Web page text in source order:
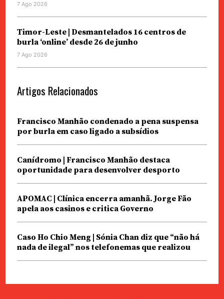
7 Ago 2026
Timor-Leste | Desmantelados 16 centros de
burla ‘online’ desde 26 de junho
7 Ago 2026
Artigos Relacionados
Francisco Manhão condenado a pena suspensa
por burla em caso ligado a subsídios
Canídromo | Francisco Manhão destaca
oportunidade para desenvolver desporto
APOMAC | Clínica encerra amanhã. Jorge Fão
apela aos casinos e critica Governo
Caso Ho Chio Meng | Sónia Chan diz que “não há
nada de ilegal” nos telefonemas que realizou